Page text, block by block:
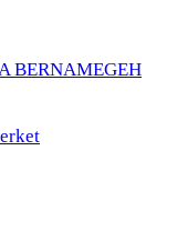
BERNAMEGEH